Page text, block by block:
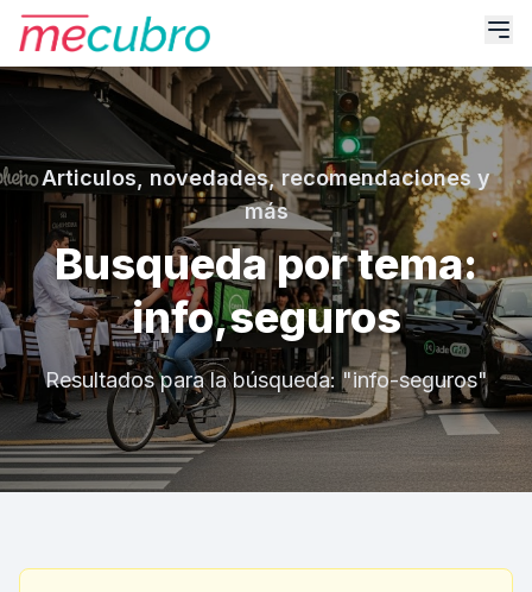
Articulos, novedades, recomendaciones y
más
Busqueda por tema:
info,seguros
Resultados para la búsqueda: "info-seguros"